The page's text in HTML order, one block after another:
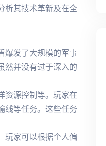
析其技术革新及在全
爆发了大规模的军事
然并没有过于深入的
资源控制等。玩家在
线等任务。这些任务
玩家可以根据个人偏